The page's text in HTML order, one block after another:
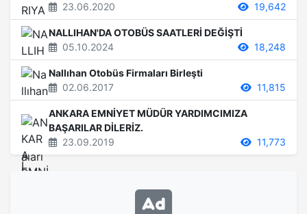
23.06.2020
19,642
NALLIHAN'DA OTOBÜS SAATLERİ DEĞİŞTİ
05.10.2024
18,248
Nallıhan Otobüs Firmaları Birleşti
02.06.2017
11,815
ANKARA EMNİYET MÜDÜR YARDIMCIMIZA
BAŞARILAR DİLERİZ.
23.09.2019
11,773